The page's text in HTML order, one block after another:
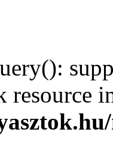
resource